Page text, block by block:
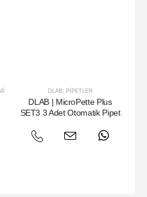
DLAB, PIPETLER
DLAB | MicroPette Plus
SET3 3 Adet Otomatik Pipet